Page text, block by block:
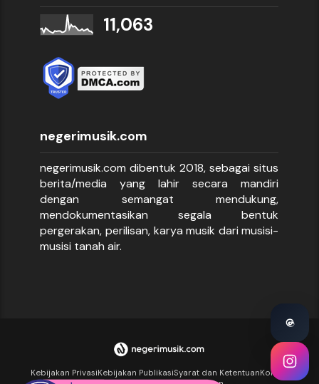
11,063
negerimusik.com
negerimusik.com dibentuk 2018, sebagai situs
berita/media yang lahir secara mandiri
dengan semangat mendukung,
mendokumentasikan segala bentuk
pergerakan, perilisan, karya musik dari musisi-
musisi tanah air.
Kebijakan PrivasiKebijakan PublikasiSyarat dan KetentuanKontak